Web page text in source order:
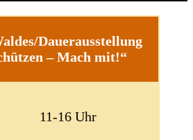
Dauerausstellung
– Mach mit!“
11-16 Uhr